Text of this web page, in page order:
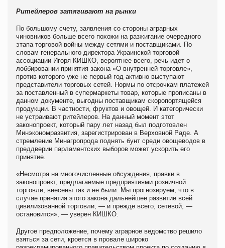
Ритейлеров затягивают на рынки
По большому счету, заявления со стороны аграрных
чиновников больше всего похожи на разжигание очередного
этапа торговой войны между сетями и поставщиками. По
словам генерального директора Украинской торговой
ассоциации Игоря КИШКО, вероятнее всего, речь идет о
лоббировании принятия закона «О внутренней торговле»,
против которого уже не первый год активно выступают
представители торговых сетей. Нормы по отсрочкам платежей
за поставленный в супермаркеты товар, которые прописаны в
данном документе, выгодны поставщикам скоропортящейся
продукции. В частности, фруктов и овощей. И категорически
не устраивают ритейлеров. На данный момент этот
законопроект, который пару лет назад был подготовлен
Минэкономразвития, зарегистрирован в Верховной Раде. А
стремление Минагропрода поднять бунт среди овощеводов в
преддверии парламентских выборов может ускорить его
принятие.
«Несмотря на многочисленные обсуждения, правки в
законопроект, предлагаемые предприятиями розничной
торговли, внесены так и не были. Мы прогнозируем, что в
случае принятия этого закона дальнейшее развитие всей
цивилизованной торговли, — и прежде всего, сетевой, —
остановится», — уверен КИШКО.
Другое предположение, почему аграрное ведомство решило
взяться за сети, кроется в провале широко